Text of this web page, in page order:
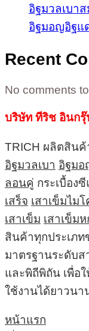
อิฐมวลเบา
อิฐมอญอิฐแ
Recent
No comments
บริษัท ทีริช อินกรุ๊
TRICH ผลิตสินค้
อิฐมวลเบา อิฐมอ
ลอนคู่ กระเบื้อง
เสร็จ เสาเข็มไม
เสาเข็ม เสาเข็ม
สินค้าทุกประเภ
มาตรฐานระดับ
และพิถีพิถัน เพื่อ
ใช้งานได้ยาวนา
หน้าแรก